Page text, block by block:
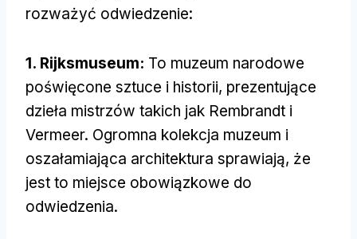
rozważyć odwiedzenie:
1. Rijksmuseum: To muzeum narodowe
poświęcone sztuce i historii, prezentujące
dzieła mistrzów takich jak Rembrandt i
Vermeer. Ogromna kolekcja muzeum i
oszałamiająca architektura sprawiają, że
jest to miejsce obowiązkowe do
odwiedzenia.